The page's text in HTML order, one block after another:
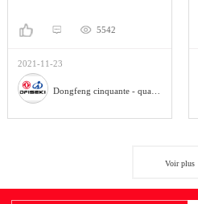
5542
2021-11-23
Voir plus